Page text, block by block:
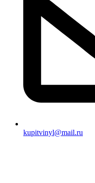
kupitvinyl@mail.ru